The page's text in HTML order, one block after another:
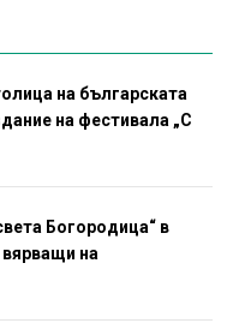
на българската
на фестивала „С
Богородица“ в
на